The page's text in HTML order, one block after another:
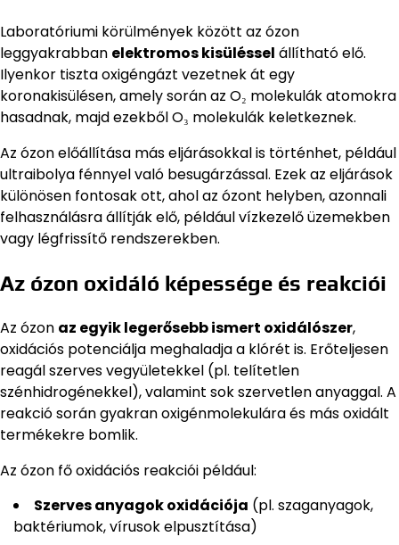
Laboratóriumi körülmények között az ózon
leggyakrabban elektromos kisüléssel állítható elő.
Ilyenkor tiszta oxigéngázt vezetnek át egy
koronakisülésen, amely során az O₂ molekulák atomokra
hasadnak, majd ezekből O₃ molekulák keletkeznek.
Az ózon előállítása más eljárásokkal is történhet, például
ultraibolya fénnyel való besugárzással. Ezek az eljárások
különösen fontosak ott, ahol az ózont helyben, azonnali
felhasználásra állítják elő, például vízkezelő üzemekben
vagy légfrissítő rendszerekben.
Az ózon oxidáló képessége és reakciói
Az ózon az egyik legerősebb ismert oxidálószer,
oxidációs potenciálja meghaladja a klórét is. Erőteljesen
reagál szerves vegyületekkel (pl. telítetlen
szénhidrogénekkel), valamint sok szervetlen anyaggal. A
reakció során gyakran oxigénmolekulára és más oxidált
termékekre bomlik.
Az ózon fő oxidációs reakciói például:
Szerves anyagok oxidációja (pl. szaganyagok,
baktériumok, vírusok elpusztítása)